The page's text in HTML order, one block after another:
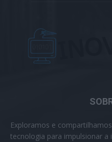
Exploramos e
tecnologia para impulsionar a